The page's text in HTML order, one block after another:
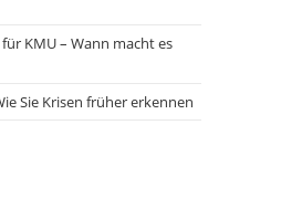
KMU – Wann macht es
Sie Krisen früher erkennen